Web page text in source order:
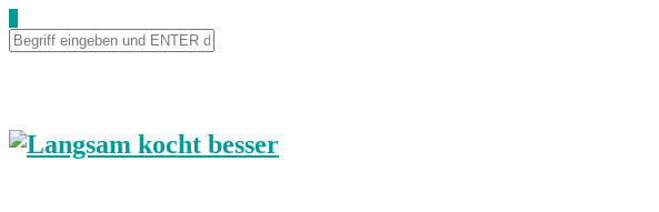
to
Recipe